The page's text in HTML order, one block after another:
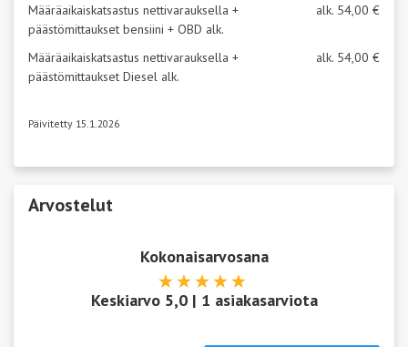
Määräaikaiskatsastus nettivarauksella +
päästömittaukset bensiini + OBD alk.
alk. 54,00 €
Määräaikaiskatsastus nettivarauksella +
päästömittaukset Diesel alk.
alk. 54,00 €
Päivitetty 15.1.2026
Arvostelut
Kokonaisarvosana
Keskiarvo 5,0| 1 asiakasarviota